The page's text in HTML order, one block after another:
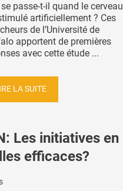
passe-t-il quand le cerveau
artificiellement ? Ces
de l’Université de
apportent de premières
avec cette étude ...
LA SUITE
Les initiatives en
efficaces?